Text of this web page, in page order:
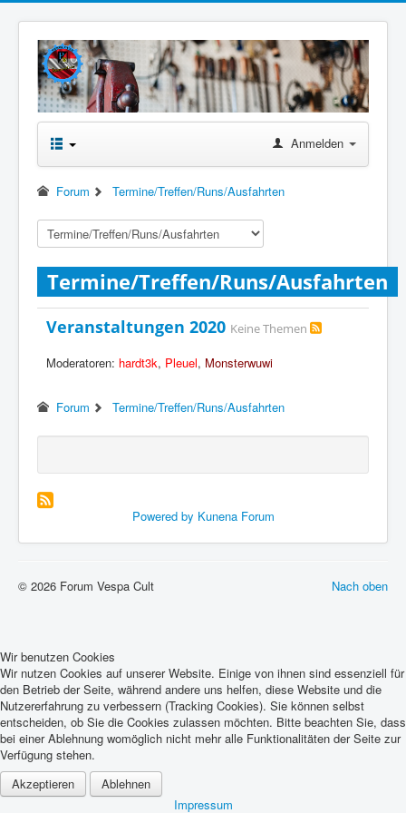
Anmelden
Forum Termine/Treffen/Runs/Ausfahrten
Termine/Treffen/Runs/Ausfahrten
Veranstaltungen 2020 Keine Themen
Moderatoren: hardt3k, Pleuel, Monsterwuwi
Forum Termine/Treffen/Runs/Ausfahrten
Powered by Kunena Forum
Nach oben
© 2026 Forum Vespa Cult
Wir benutzen Cookies
Wir nutzen Cookies auf unserer Website. Einige von ihnen sind essenziell für
den Betrieb der Seite, während andere uns helfen, diese Website und die
Nutzererfahrung zu verbessern (Tracking Cookies). Sie können selbst
entscheiden, ob Sie die Cookies zulassen möchten. Bitte beachten Sie, dass
bei einer Ablehnung womöglich nicht mehr alle Funktionalitäten der Seite zur
Verfügung stehen.
Akzeptieren
Ablehnen
Impressum